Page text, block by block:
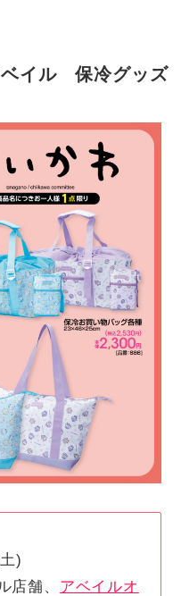
ベイル 保冷グッズ
)
店舗、 アベイルオ